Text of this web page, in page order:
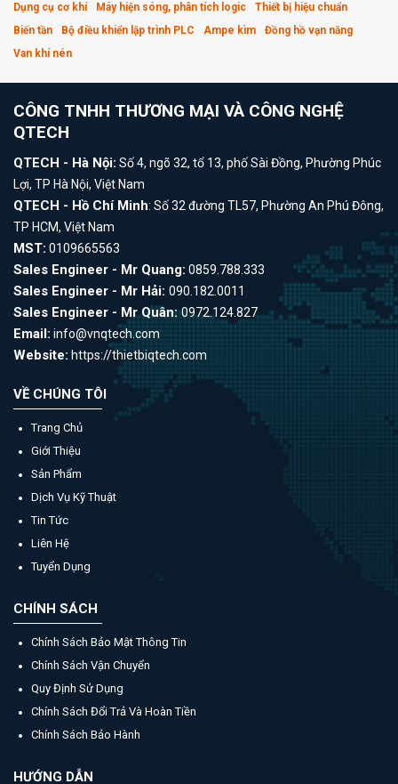
Dụng cụ cơ khí
Máy hiện sóng, phân tích logic
Thiết bị hiệu chuẩn
Biến tần
Bộ điều khiển lập trình PLC Ampe kìm
Đồng hồ vạn năng
Van khí nén
CÔNG TNHH THƯƠNG MẠI VÀ CÔNG NGHỆ
QTECH
QTECH - Hà Nội: Số 4, ngõ 32, tổ 13, phố Sài Đồng, Phường Phúc
Lợi, TP Hà Nội, Việt Nam
QTECH - Hồ Chí Minh: Số 32 đường TL57, Phường An Phú Đông,
TP HCM, Việt Nam
MST: 0109665563
Sales Engineer - Mr Quang: 0859.788.333
Sales Engineer - Mr Hải: 090.182.0011
Sales Engineer - Mr Quân:0972.124.827
Email: info@vnqtech.com
Website: https://thietbiqtech.com
VỀ CHÚNG TÔI
Trang Chủ
Giới Thiệu
Sản Phẩm
Dịch Vụ Kỹ Thuật
Tin Tức
Liên Hệ
Tuyển Dụng
CHÍNH SÁCH
Chính Sách Bảo Mật Thông Tin
Chính Sách Vận Chuyển
Quy Định Sử Dụng
Chính Sách Đổi Trả Và Hoàn Tiền
Chính Sách Bảo Hành
HƯỚNG DẪN